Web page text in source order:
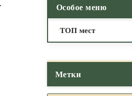
Особое меню
ТОП мест
Метки